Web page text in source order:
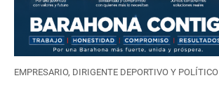
EMPRESARIO, DIRIGENTE DEPORTIVO Y POLÍTICO